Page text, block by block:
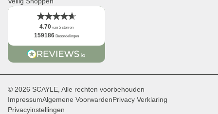
4.70 van 5 sterren
159186 Beoordelingen
© 2026 SCAYLE, Alle rechten voorbehouden
ImpressumAlgemene VoorwardenPrivacy Verklaring
Privacyinstellingen